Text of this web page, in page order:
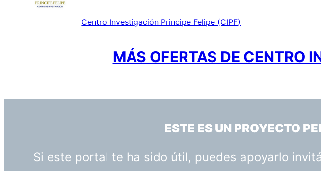
Centro Investigación Principe Felipe (CIPF)
MÁS OFERTAS DE CENTRO
ESTE ES UN PROYECTO
Si este portal te ha sido útil, puedes apoyarlo